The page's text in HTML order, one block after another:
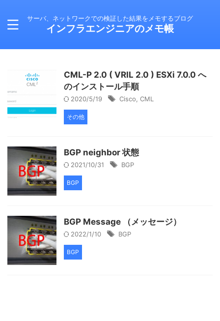
サーバ、ネットワークでの検証した結果をメモするブログ
インフラエンジニアのメモ帳
CML-P 2.0 ( VRIL 2.0 ) ESXi 7.0.0 へ
のインストール手順
2020/5/19 Cisco CML
その他
BGP neighbor 状態
2021/10/31 BGP
BGP
BGP Message （メッセージ）
2022/1/10 BGP
BGP